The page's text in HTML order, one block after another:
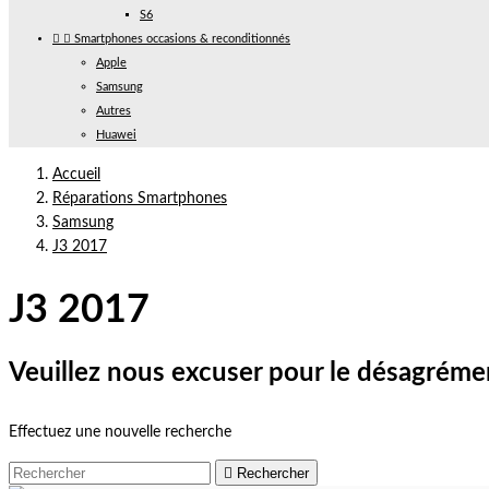
S6
  Smartphones occasions & reconditionnés
Apple
Samsung
Autres
Huawei
Accueil
Réparations Smartphones
Samsung
J3 2017
J3 2017
Veuillez nous excuser pour le
Effectuez une nouvelle recherche
 Rechercher